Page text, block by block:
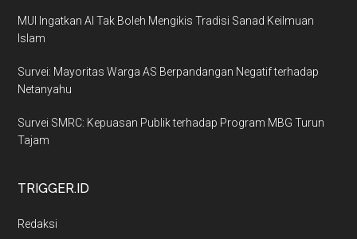
MUI Ingatkan AI Tak Boleh Mengikis Tradisi Sanad Keilmuan
Islam
Survei: Mayoritas Warga AS Berpandangan Negatif terhadap
Netanyahu
Survei SMRC: Kepuasan Publik terhadap Program MBG Turun
Tajam
TRIGGER.ID
Redaksi